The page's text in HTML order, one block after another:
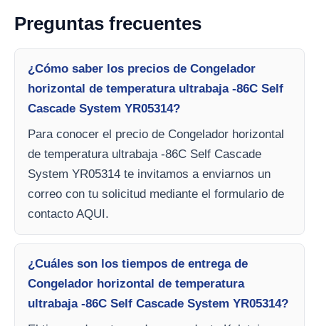
Preguntas frecuentes
¿Cómo saber los precios de Congelador
horizontal de temperatura ultrabaja -86C Self
Cascade System YR05314?
Para conocer el precio de Congelador horizontal
de temperatura ultrabaja -86C Self Cascade
System YR05314 te invitamos a enviarnos un
correo con tu solicitud mediante el formulario de
contacto AQUI.
¿Cuáles son los tiempos de entrega de
Congelador horizontal de temperatura
ultrabaja -86C Self Cascade System YR05314?